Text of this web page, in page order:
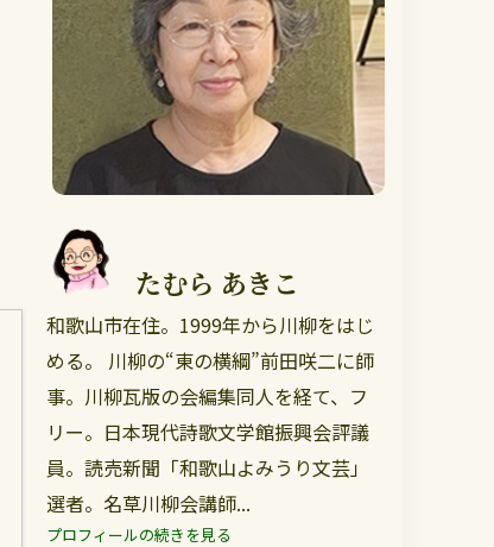
たむら あきこ
和歌山市在住。1999年から川柳をはじ
める。 川柳の“東の横綱”前田咲二に師
事。川柳瓦版の会編集同人を経て、フ
リー。日本現代詩歌文学館振興会評議
員。読売新聞「和歌山よみうり文芸」
選者。名草川柳会講師...
プロフィールの続きを見る